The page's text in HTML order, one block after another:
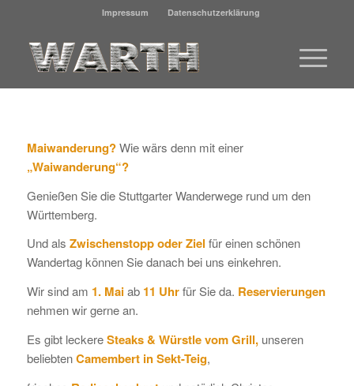
Impressum Datenschutzerklärung
Maiwanderung?Wie wärs denn mit einer
„Waiwanderung“?
Genießen Sie die Stuttgarter Wanderwege rund um den
Württemberg.
Und als Zwischenstopp oder Ziel für einen schönen
Wandertag können Sie danach bei uns einkehren.
Wir sind am 1. Maiab11 Uhrfür Sie da. Reservierungen
nehmen wir gerne an.
Es gibt leckereSteaks & Würstle vom Grill,unseren
beliebtenCamembert in Sekt-Teig,